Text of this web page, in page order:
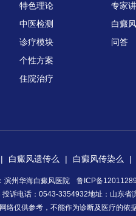
特色理论
中医检测
诊疗模块
个性方案
住院治疗
专家
白癜
问答
| 白癜风遗传么 | 白癜风传染么 |
滨州华海白癜风医院 鲁ICP备
诉电话：0543-3354932地址：山东省
络仅供参考，不能作为诊断及医疗的依